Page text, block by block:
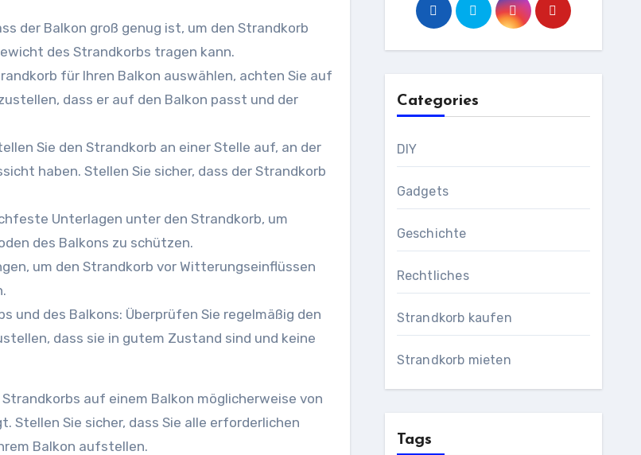
der Balkon groß genug ist, um den Strandkorb
des Strandkorbs tragen kann.
für Ihren Balkon auswählen, achten Sie auf
dass er auf den Balkon passt und der
Sie den Strandkorb an einer Stelle auf, an der
haben. Stellen Sie sicher, dass der Strandkorb
Unterlagen unter den Strandkorb, um
des Balkons zu schützen.
um den Strandkorb vor Witterungseinflüssen
und des Balkons: Überprüfen Sie regelmäßig den
dass sie in gutem Zustand sind und keine
auf einem Balkon möglicherweise von
Stellen Sie sicher, dass Sie alle erforderlichen
Balkon aufstellen.
Categories
DIY
Gadgets
Geschichte
Rechtliches
Strandkorb kaufen
Strandkorb mieten
Tags